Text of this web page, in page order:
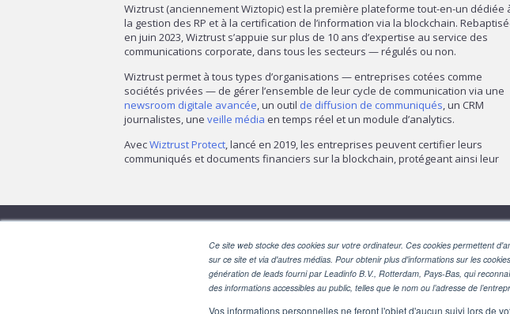
Ce site web stocke des cookies sur votre ordinateur. Ces cookies permettent
sur ce site et via d'autres médias. Pour obtenir plus d'informations sur les
génération de leads fourni par Leadinfo B.V., Rotterdam, Pays-Bas, qui
des informations accessibles au public, telles que le nom ou l’adresse de
Vos informations personnelles ne feront l'objet d'aucun suivi lors de
Wiztrust (anciennement Wiztopic) est la première plateforme tout-en-un dédiée
la gestion des RP et à la certification de l’information via la blockchain.
en juin 2023, Wiztrust s’appuie sur plus de 10 ans d’expertise au service des
communications corporate, dans tous les secteurs — régulés ou non.
Wiztrust permet à tous types d’organisations — entreprises cotées comme
sociétés privées — de gérer l’ensemble de leur cycle de communication via une
newsroom digitale avancée, un outil de diffusion de communiqués, un CRM
journalistes, une veille média en temps réel et un module d’analytics.
AvecWiztrust Protect, lancé en 2019, les entreprises peuvent certifier leurs
communiqués et documents financiers sur la blockchain, protégeant ainsi leur